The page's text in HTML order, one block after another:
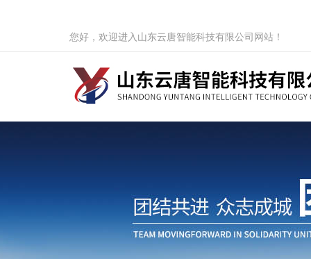
您好，欢迎进入山东云唐智能科技有限公司网站！